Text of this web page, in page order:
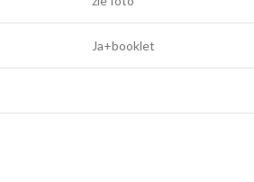
Ja+booklet